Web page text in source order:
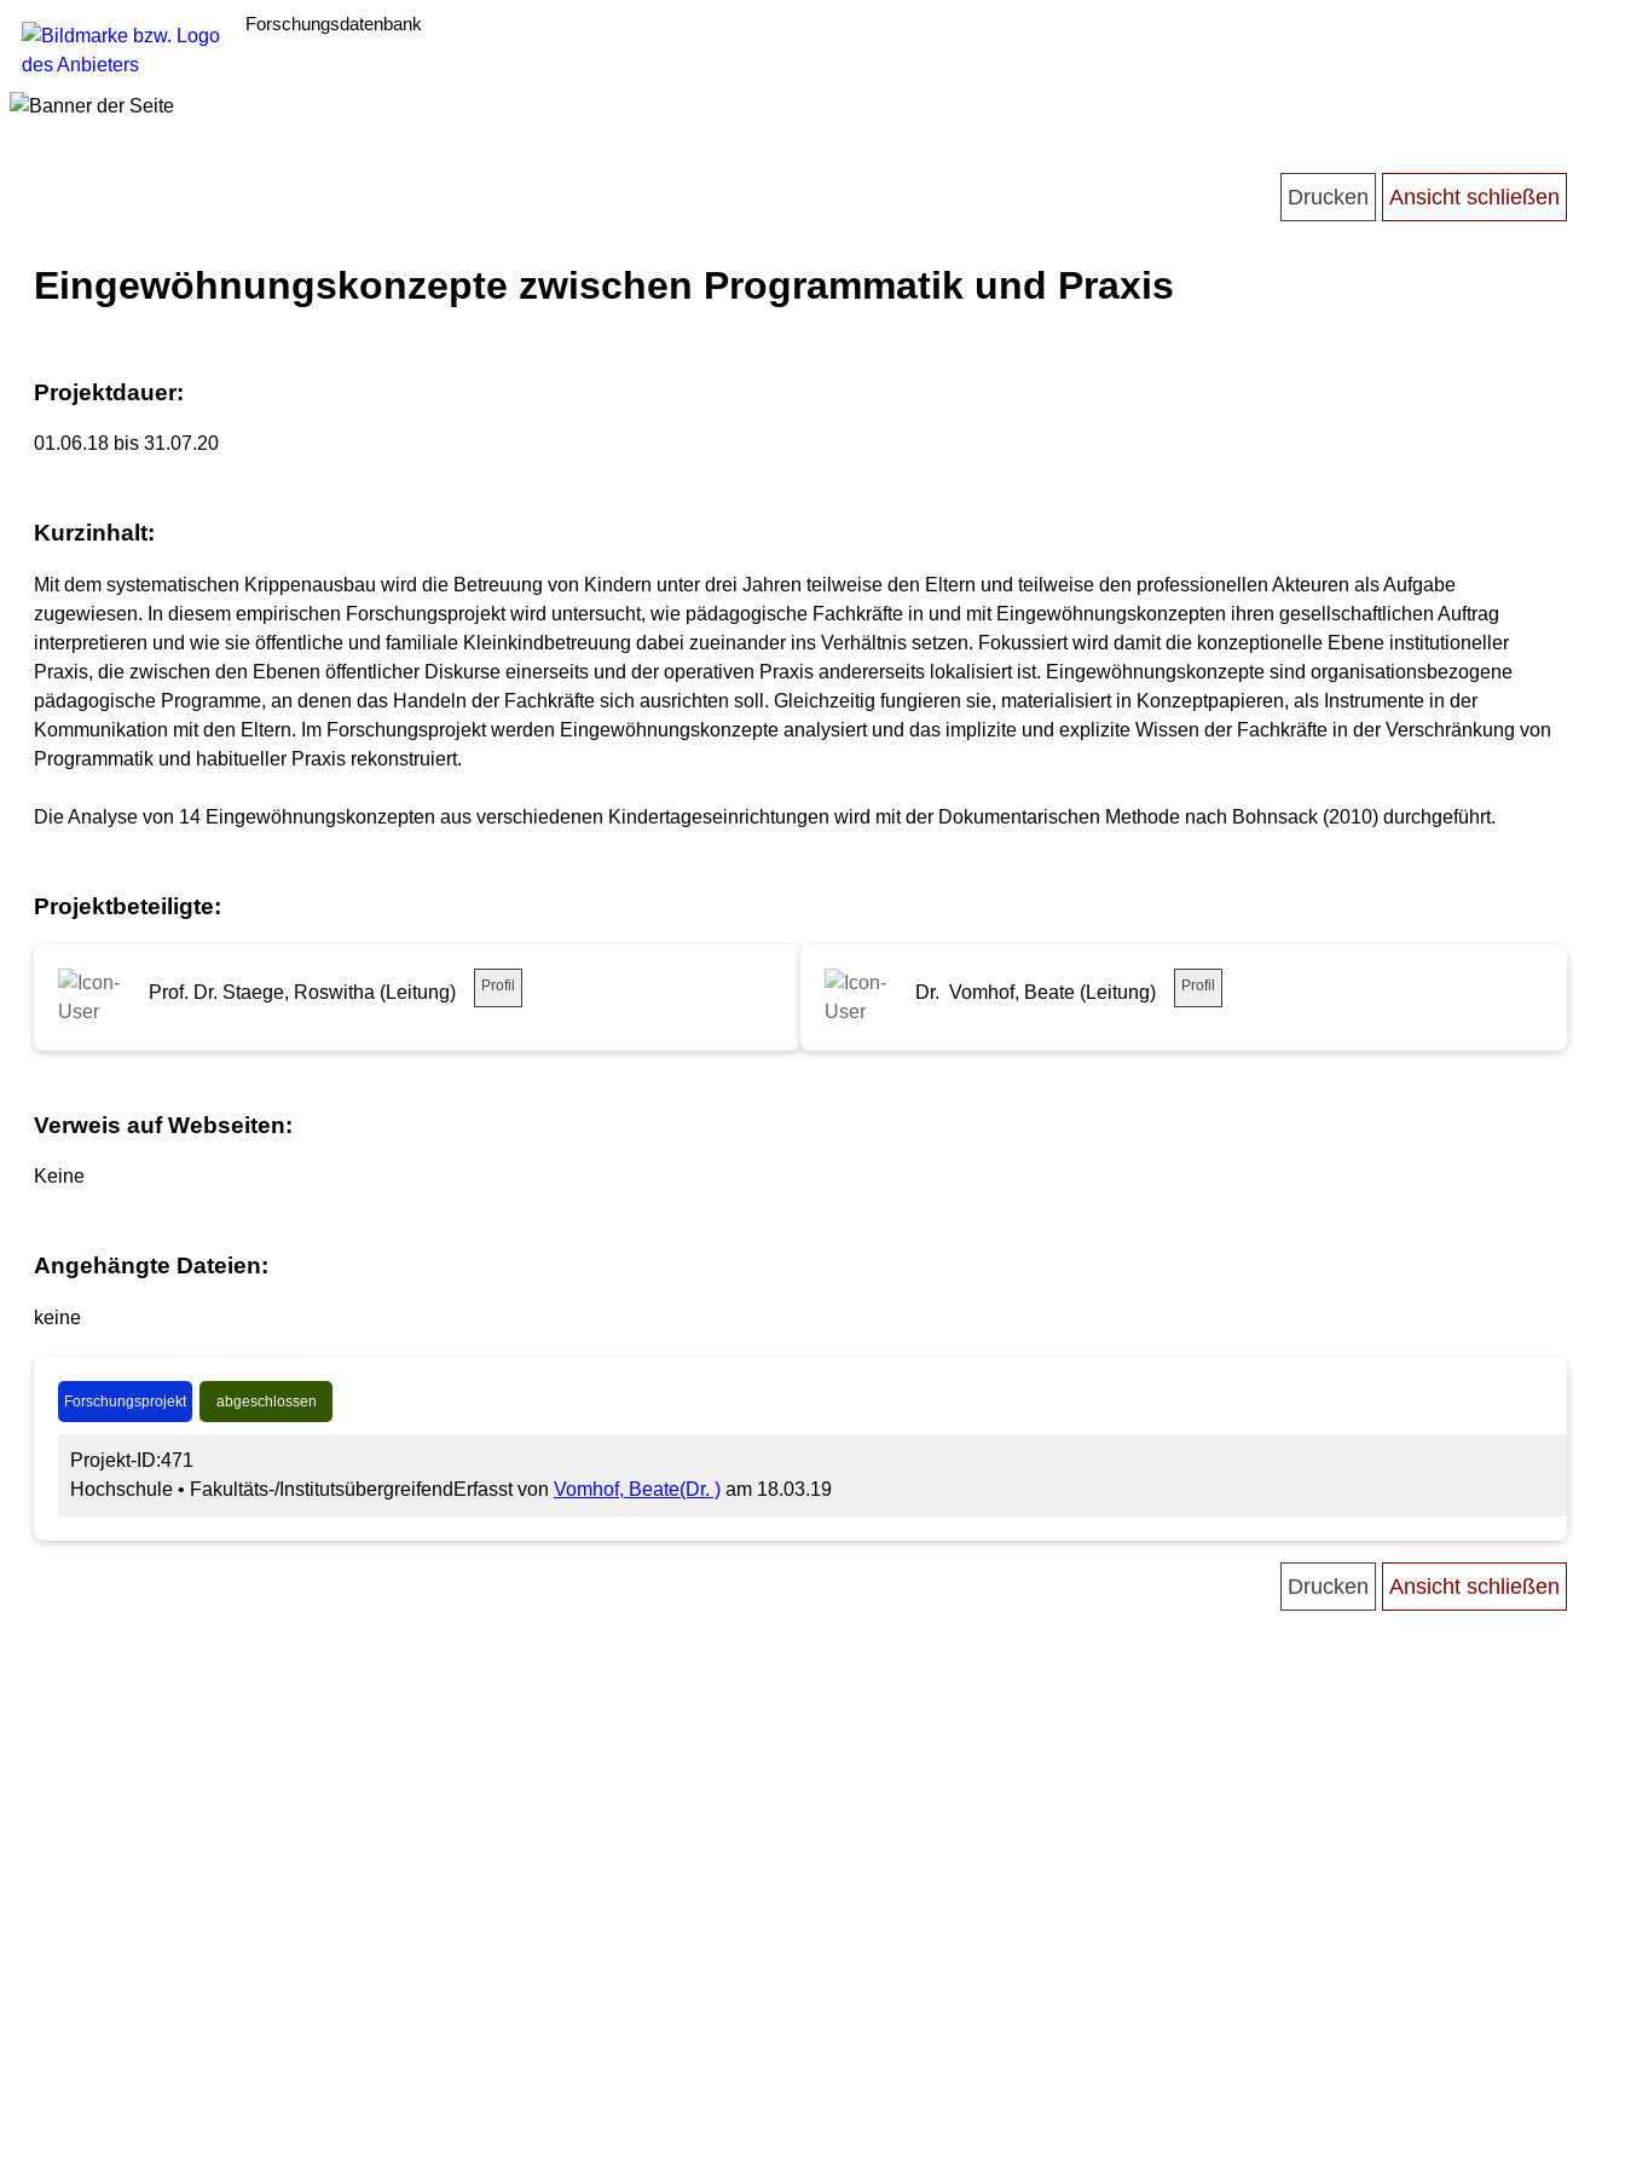
Forschungsdatenbank
Eingewöhnungskonzepte zwischen Programmatik und Praxis
Projektdauer:
01.06.18 bis 31.07.20
Kurzinhalt:
Mit dem systematischen Krippenausbau wird die Betreuung von Kindern unter drei Jahren teilweise den Eltern und teilweise den professionellen Akteuren als Aufgabe
zugewiesen. In diesem empirischen Forschungsprojekt wird untersucht, wie pädagogische Fachkräfte in und mit Eingewöhnungskonzepten ihren gesellschaftlichen Auftrag
interpretieren und wie sie öffentliche und familiale Kleinkindbetreuung dabei zueinander ins Verhältnis setzen. Fokussiert wird damit die konzeptionelle Ebene institutioneller
Praxis, die zwischen den Ebenen öffentlicher Diskurse einerseits und der operativen Praxis andererseits lokalisiert ist. Eingewöhnungskonzepte sind organisationsbezogene
pädagogische Programme, an denen das Handeln der Fachkräfte sich ausrichten soll. Gleichzeitig fungieren sie, materialisiert in Konzeptpapieren, als Instrumente in der
Kommunikation mit den Eltern. Im Forschungsprojekt werden Eingewöhnungskonzepte analysiert und das implizite und explizite Wissen der Fachkräfte in der Verschränkung von
Programmatik und habitueller Praxis rekonstruiert.
Die Analyse von 14 Eingewöhnungskonzepten aus verschiedenen Kindertageseinrichtungen wird mit der Dokumentarischen Methode nach Bohnsack (2010) durchgeführt.
Projektbeteiligte:
Prof. Dr. Staege, Roswitha (Leitung) Profil Dr. Vomhof, Beate (Leitung) Profil
Verweis auf Webseiten:
Keine
Angehängte Dateien:
keine
Forschungsprojekt abgeschlossen
Projekt-ID:471
Hochschule • Fakultäts-/Institutsübergreifend Erfasst von Vomhof, Beate(Dr. ) am 18.03.19